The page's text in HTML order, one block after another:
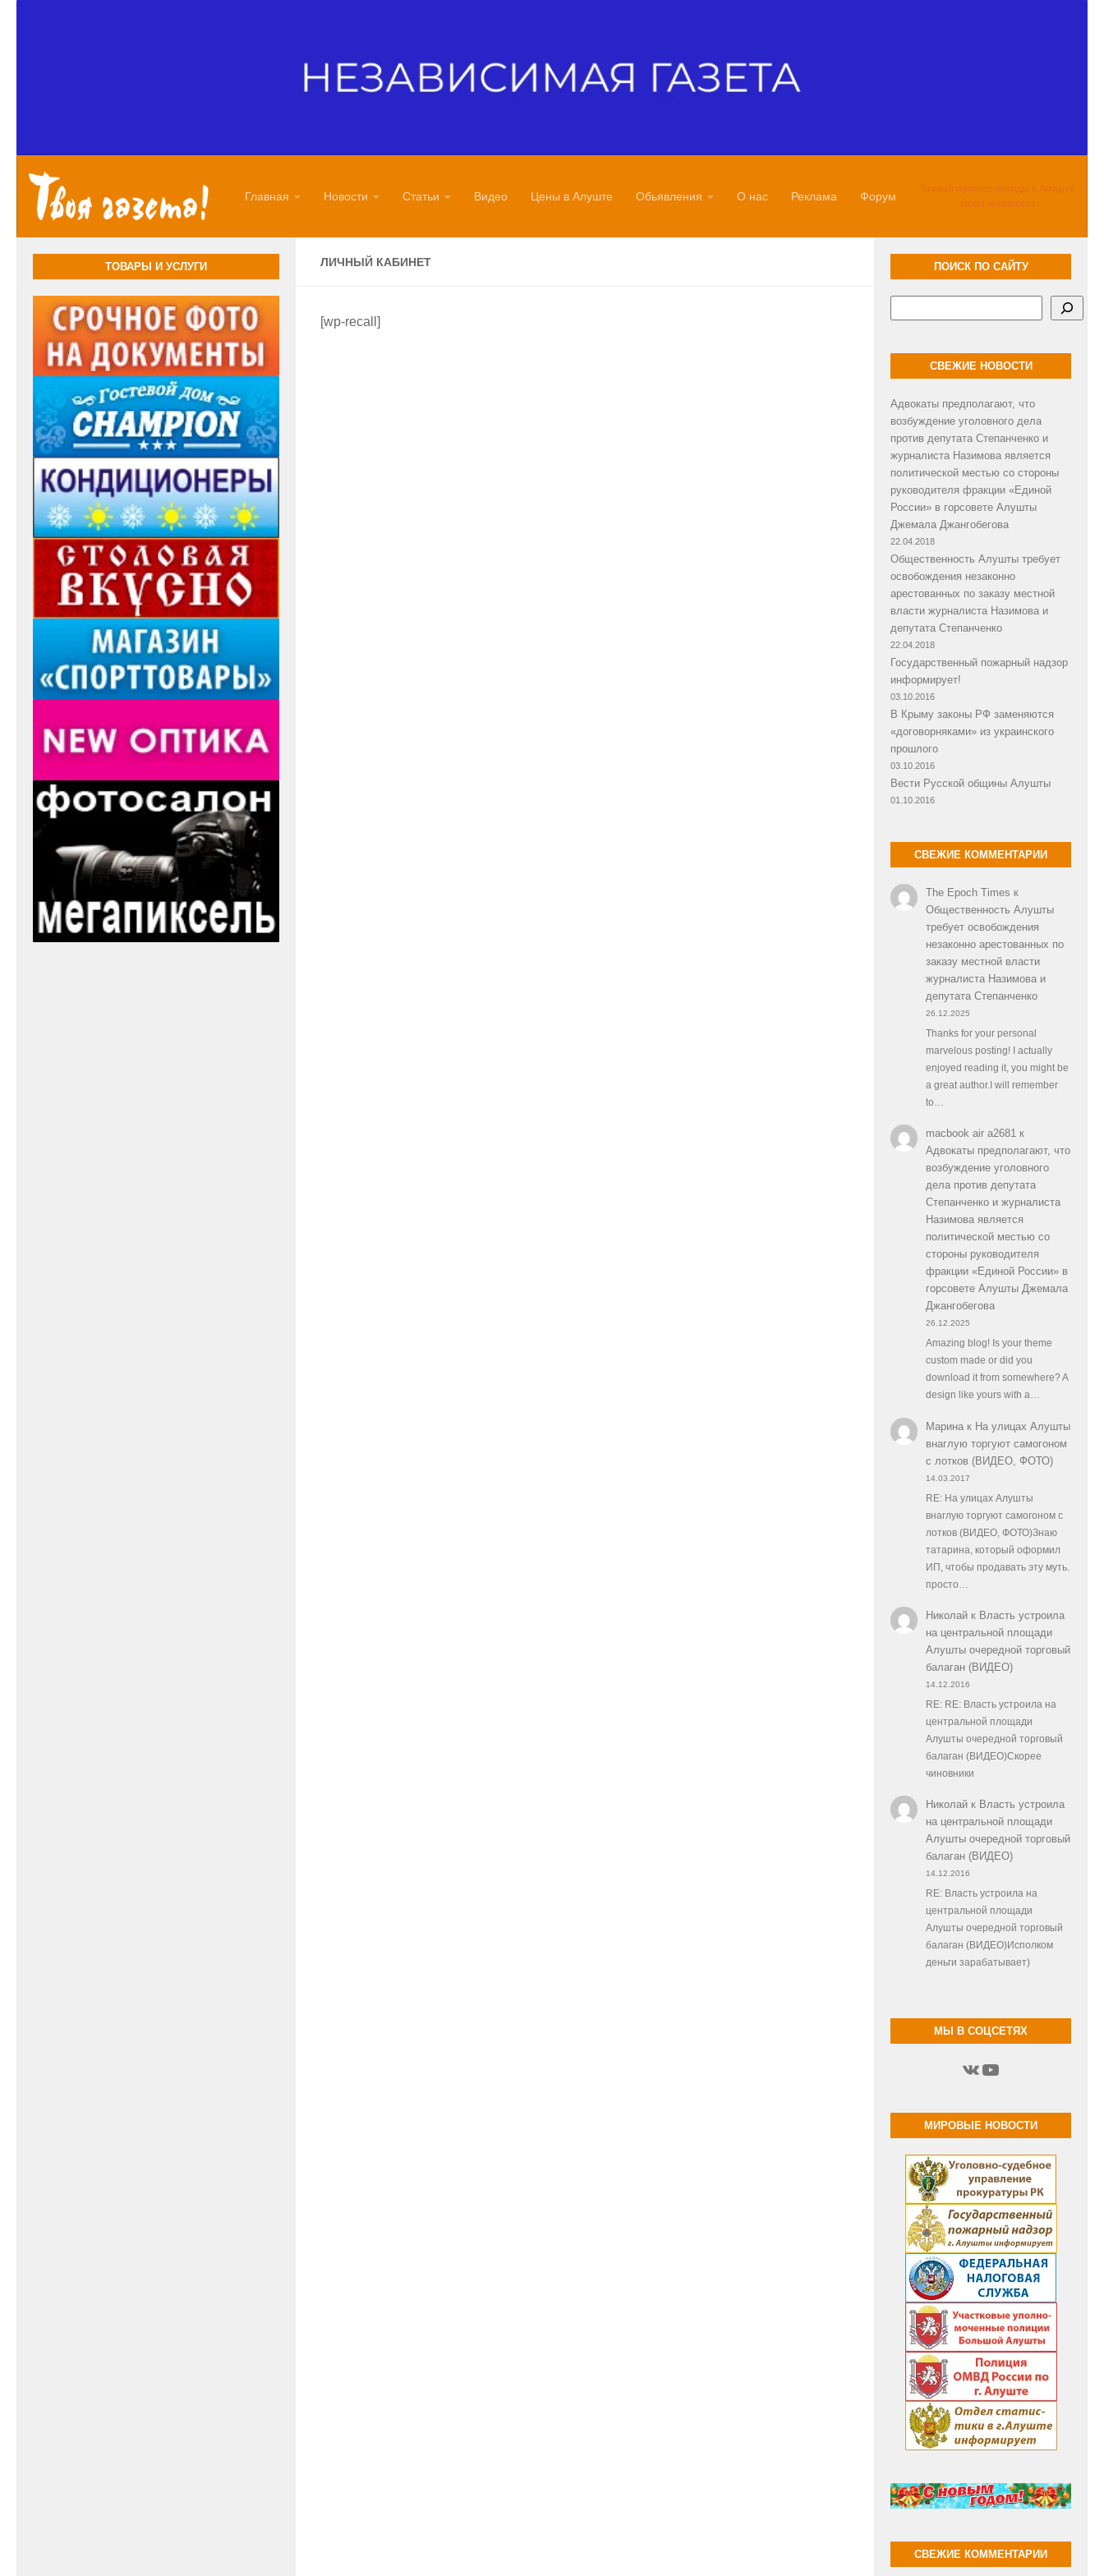
Главная Новости Статьи Видео Цены в Алуште Обьявления О нас Реклама Форум
Точный прогноз погоды в Алуште
world-weather.ru
ЛИЧНЫЙ КАБИНЕТ
[wp-recall]
ТОВАРЫ И УСЛУГИ ПОИСК ПО САЙТУ
СВЕЖИЕ НОВОСТИ
Адвокаты предполагают, что
возбуждение уголовного дела
против депутата Степанченко и
журналиста Назимова является
политической местью со стороны
руководителя фракции «Единой
России» в горсовете Алушты
Джемала Джангобегова
22.04.2018
Общественность Алушты требует
освобождения незаконно
арестованных по заказу местной
власти журналиста Назимова и
депутата Степанченко
22.04.2018
Государственный пожарный надзор
информирует!
03.10.2016
В Крыму законы РФ заменяются
«договорняками» из украинского
прошлого
03.10.2016
Вести Русской общины Алушты
01.10.2016
СВЕЖИЕ КОММЕНТАРИИ
The Epoch Times к
Общественность Алушты
требует освобождения
незаконно арестованных по
заказу местной власти
журналиста Назимова и
депутата Степанченко
26.12.2025
Thanks for your personal
marvelous posting! I actually
enjoyed reading it, you might be
a great author.I will remember
to…
macbook air a2681к
Адвокаты предполагают, что
возбуждение уголовного
дела против депутата
Степанченко и журналиста
Назимова является
политической местью со
стороны руководителя
фракции «Единой России» в
горсовете Алушты Джемала
Джангобегова
26.12.2025
Amazing blog! Is your theme
custom made or did you
download it from somewhere? A
design like yours with a…
Маринак На улицах Алушты
внаглую торгуют самогоном
с лотков (ВИДЕО, ФОТО)
14.03.2017
RE: На улицах Алушты
внаглую торгуют самогоном с
лотков (ВИДЕО, ФОТО)Знаю
татарина, который оформил
ИП, чтобы продавать эту муть.
просто…
Николайк Власть устроила
на центральной площади
Алушты очередной торговый
балаган (ВИДЕО)
14.12.2016
RE: RE: Власть устроила на
центральной площади
Алушты очередной торговый
балаган (ВИДЕО)Скорее
чиновники
Николайк Власть устроила
на центральной площади
Алушты очередной торговый
балаган (ВИДЕО)
14.12.2016
RE: Власть устроила на
центральной площади
Алушты очередной торговый
балаган (ВИДЕО)Исполком
деньги зарабатывает)
МЫ В СОЦСЕТЯХ
ВКонтакте
YouTube
МИРОВЫЕ НОВОСТИ
СВЕЖИЕ КОММЕНТАРИИ